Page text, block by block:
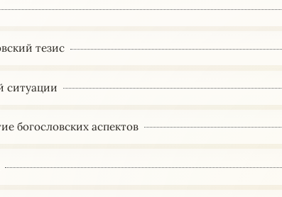
тезис
ситуации
богословских аспектов